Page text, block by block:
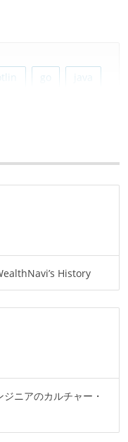
go
java
springboot
History
ニアのカルチャー・